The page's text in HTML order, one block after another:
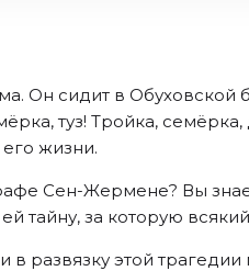
Он сидит в Обуховской
туз! Тройка,
жизни.
Сен-Жермене? Вы
тайну, за которую
в развязку этой трагедии